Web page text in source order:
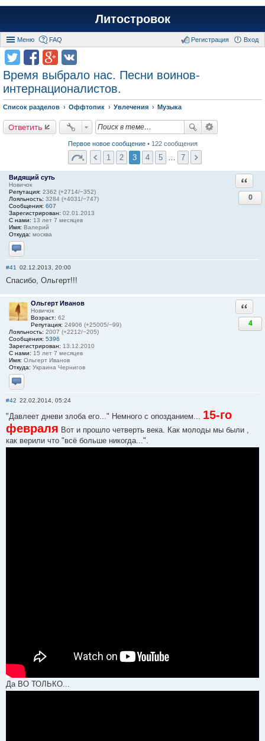
Литостровок
Меню FAQ Вход
Регистрация
Время выбрало нас. Песни воинов-
интернационалистов.
Список разделов Оффтопик Увлечения Музыка
Ответить
Первое новое сообщение• 122 сообщения
1 2 3 4 5 7
Видящий суть
Новичок
Репутация: 2362 (+2714/−352)
Лояльность: 3284 (+4031/−747)
Сообщения: 607
Зарегистрирован: 02.01.2013
С нами: 13 лет 7 месяцев
Имя: Валерий
Откуда: москва
Отправить личное сообщение
0
#41 02.12.2013, 20:00
Спасибо, Ольгерт!!!
Ольгерт Иванов
Новичок
Возраст: 62
Репутация: 24906 (+25005/−99)
Лояльность: 2007 (+2212/−205)
Сообщения: 5396
Зарегистрирован: 13.12.2010
С нами: 15 лет 7 месяцев
Имя: Ольгерт Иванов
Откуда: Украина Чернигов
Отправить личное сообщение
4
#42 22.02.2014, 05:24
"Давлеет дневи злоба его..." Немного с опозданием... 15-го
февраля Вот и прошло четверть века. Как молоды мы были ,
как верили что "всё больше никогда...".
Да ВО ТОЛЬКО...